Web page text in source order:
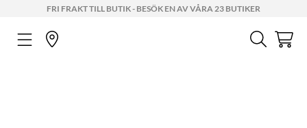
FRI FRAKT TILL BUTIK - BESÖK EN AV VÅRA 23 BUTIKER